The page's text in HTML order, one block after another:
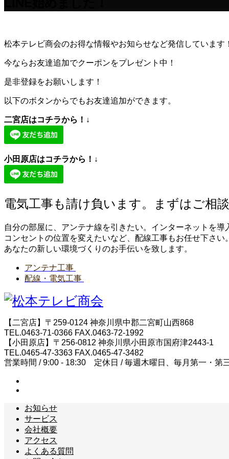
松本テレビ商会のお得な情報やお知らせなど発信しています！
今ならお友達追加でクーポンをプレゼント中！
是非登録をお願いします！
以下のボタンからでもお友達追加ができます。
二宮店はコチラから！↓
小田原店はコチラから！↓
電気工事も請け負います。まずはご相談
自分の部屋に、アンテナ線を引きたい。インターネットを導
コンセントの位置を変えたいなど、配線工事もお任せ下さい。
あなたの新しい環境づくりのお手伝いを致します。
アンテナ工事
配線・電気工事
【二宮店】〒259-0124 神奈川県中郡二宮町山西868
TEL.0463-71-0366 FAX.0463-72-1992
【小田原店】〒256-0812 神奈川県小田原市国府津2443-1
TEL.0465-47-3363 FAX.0465-47-3482
営業時間 / 9:00 - 18:30 定休日 / 毎週木曜日、毎月第一・第
お知らせ
サービス
会社概要
アクセス
よくある質問